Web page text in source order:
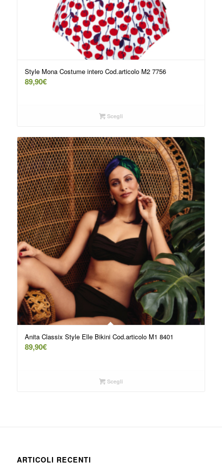
Style Mona Costume intero Cod.articolo M2 7756
89,90€
Scegli
Anita Classix Style Elle Bikini Cod.articolo M1 8401
89,90€
Scegli
ARTICOLI RECENTI